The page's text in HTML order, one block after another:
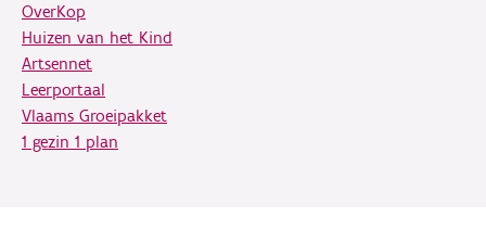
OverKop
Huizen van het Kind
Artsennet
Leerportaal
Vlaams Groeipakket
1 gezin 1 plan